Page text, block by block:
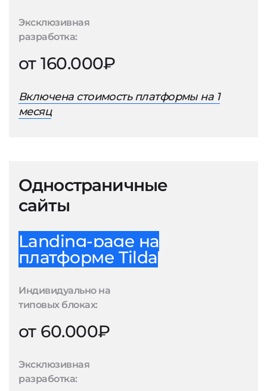
Эксклюзивная
разработка:
от 160.000₽
Включена стоимость платформы на 1
месяц
Одностраничные
сайты
Landing-page на
платформе Tilda
Индивидуально на
типовых блоках:
от 60.000₽
Эксклюзивная
разработка: